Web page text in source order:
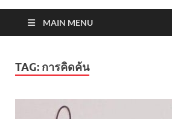
MAIN MENU
TAG: การคิดค้น